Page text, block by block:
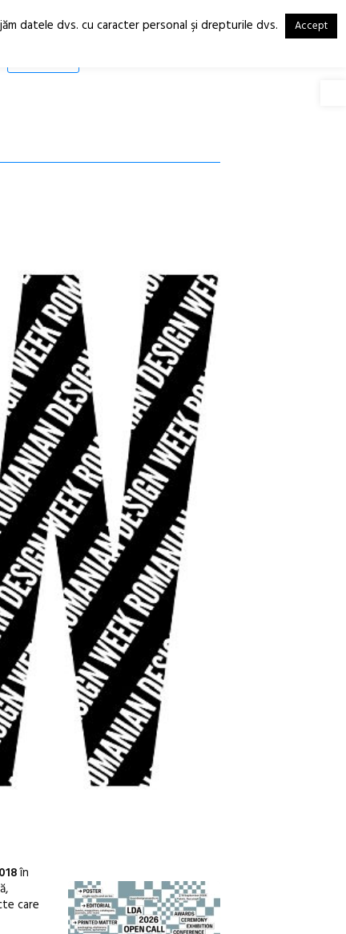
RO
EN
în
care
datele dvs. cu caracter personal şi drepturile dvs. Accept